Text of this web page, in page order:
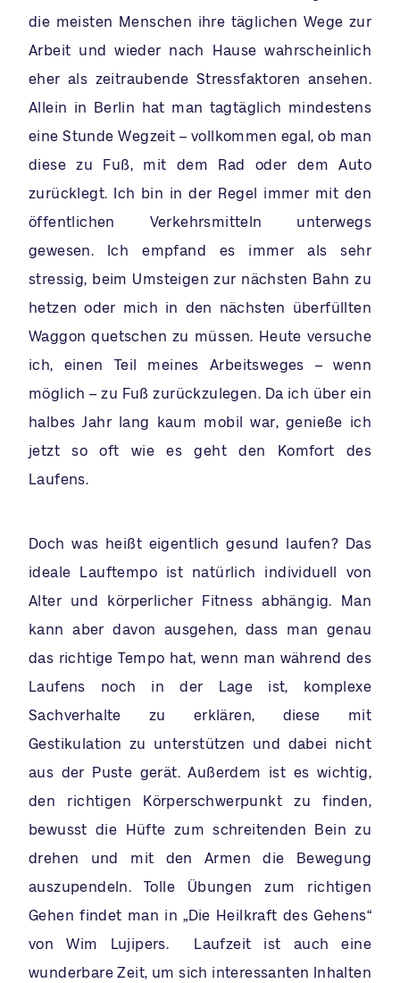
die meisten Menschen ihre täglichen Wege zur
Arbeit und wieder nach Hause wahrscheinlich
eher als zeitraubende Stressfaktoren ansehen.
Allein in Berlin hat man tagtäglich mindestens
eine Stunde Wegzeit – vollkommen egal, ob man
diese zu Fuß, mit dem Rad oder dem Auto
zurücklegt. Ich bin in der Regel immer mit den
öffentlichen Verkehrsmitteln unterwegs
gewesen. Ich empfand es immer als sehr
stressig, beim Umsteigen zur nächsten Bahn zu
hetzen oder mich in den nächsten überfüllten
Waggon quetschen zu müssen. Heute versuche
ich, einen Teil meines Arbeitsweges – wenn
möglich – zu Fuß zurückzulegen. Da ich über ein
halbes Jahr lang kaum mobil war, genieße ich
jetzt so oft wie es geht den Komfort des
Laufens.
Doch was heißt eigentlich gesund laufen? Das
ideale Lauftempo ist natürlich individuell von
Alter und körperlicher Fitness abhängig. Man
kann aber davon ausgehen, dass man genau
das richtige Tempo hat, wenn man während des
Laufens noch in der Lage ist, komplexe
Sachverhalte zu erklären, diese mit
Gestikulation zu unterstützen und dabei nicht
aus der Puste gerät. Außerdem ist es wichtig,
den richtigen Körperschwerpunkt zu finden,
bewusst die Hüfte zum schreitenden Bein zu
drehen und mit den Armen die Bewegung
auszupendeln. Tolle Übungen zum richtigen
Gehen findet man in „Die Heilkraft des Gehens“
von Wim Lujipers. Laufzeit ist auch eine
wunderbare Zeit, um sich interessanten Inhalten